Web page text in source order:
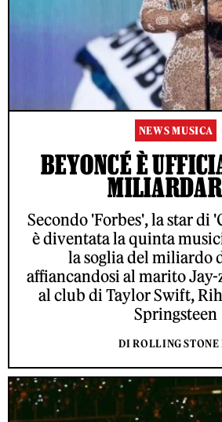
NEWS MUSICA
BEYONCÉ È
Secondo 'Forbes', la star di
è diventata la quinta
la soglia del miliardo
affiancandosi al marito Jay-
al club di Taylor Swift,
Springsteen
DI ROLLING STONE